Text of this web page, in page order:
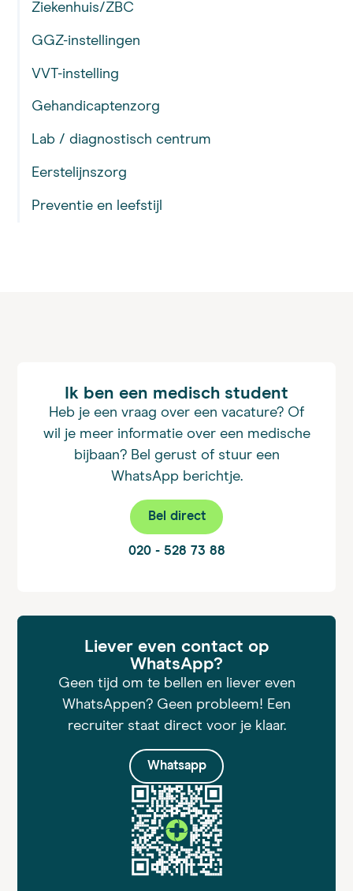
Ziekenhuis/ZBC
GGZ-instellingen
VVT-instelling
Gehandicaptenzorg
Lab / diagnostisch centrum
Eerstelijnszorg
Preventie en leefstijl
Ik ben een medisch student
Heb je een vraag over een vacature? Of
wil je meer informatie over een medische
bijbaan? Bel gerust of stuur een
WhatsApp berichtje.
Bel direct
020 - 528 73 88
Liever even contact op
WhatsApp?
Geen tijd om te bellen en liever even
WhatsAppen? Geen probleem! Een
recruiter staat direct voor je klaar.
Whatsapp